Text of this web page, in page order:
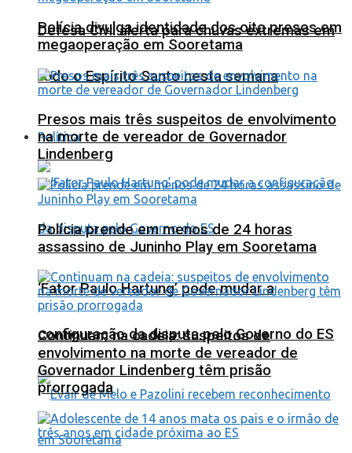
Defesa Civil alerta para chuvas extremas em
todo o Espírito Santo nesta semana
Política
‘Fator Paulo Hartung’ pode mudar a
configuração da disputa pelo Governo do ES
Polícia divulga identidade dos oito presos em
megaoperação em Sooretama
Presos mais três suspeitos de envolvimento
na morte de vereador de Governador
Lindenberg
Polícia prende em menos de 24 horas
assassino de Juninho Play em Sooretama
Continuam na cadeia: suspeitos de
envolvimento na morte de vereador de
Governador Lindenberg têm prisão
prorrogada